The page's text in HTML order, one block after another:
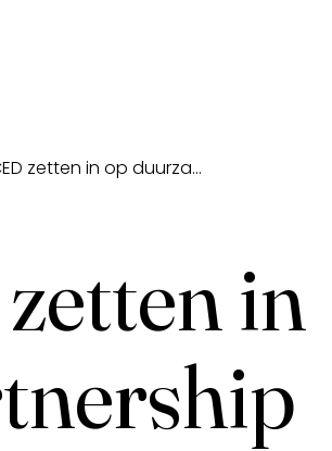
Verbond en CED zetten in op duurzaam partnership
in